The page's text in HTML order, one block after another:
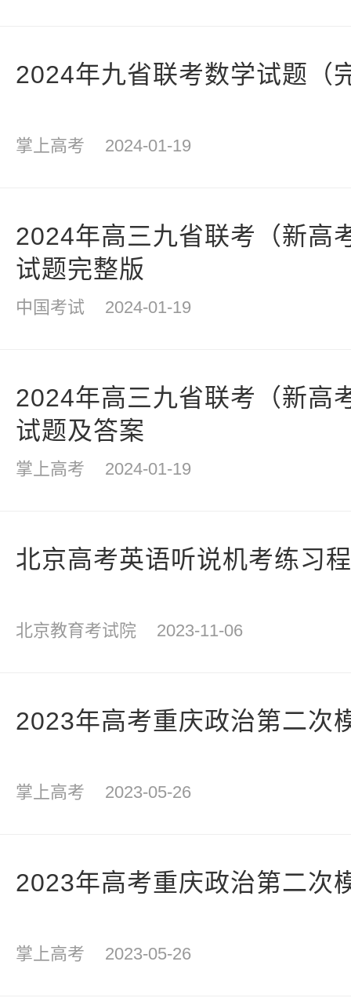
2024年九省联考数学试题（
掌上高考 2024-01-19
2024年高三九省联考（新高
试题完整版
中国考试 2024-01-19
2024年高三九省联考（新高
试题及答案
掌上高考 2024-01-19
北京高考英语听说机考练习
北京教育考试院 2023-11-06
2023年高考重庆政治第二次
掌上高考 2023-05-26
2023年高考重庆政治第二次
掌上高考 2023-05-26